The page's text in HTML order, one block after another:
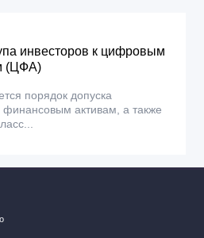
инвесторов к цифровым
(ЦФА)
порядок допуска
активам, а также